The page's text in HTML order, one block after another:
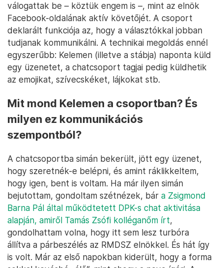
válogattak be – köztük engem is –, mint az elnök
Facebook-oldalának aktív követőjét. A csoport
deklarált funkciója az, hogy a választókkal jobban
tudjanak kommunikálni. A technikai megoldás ennél
egyszerűbb: Kelemen (illetve a stábja) naponta küld
egy üzenetet, a chatcsoport tagjai pedig küldhetik
az emojikat, szívecskéket, lájkokat stb.
Mit mond Kelemen a csoportban? És
milyen ez kommunikációs
szempontból?
A chatcsoportba simán bekerült, jött egy üzenet,
hogy szeretnék-e belépni, és amint ráklikkeltem,
hogy igen, bent is voltam. Ha már ilyen simán
bejutottam, gondoltam szétnézek, bár a Zsigmond
Barna Pál által működtetett DPK-s chat aktivitása
alapján, amiről Tamás Zsófi kolléganőm írt,
gondolhattam volna, hogy itt sem lesz turbóra
állítva a párbeszélés az RMDSZ elnökkel. És hát így
is volt. Már az első napokban kiderült, hogy a forma